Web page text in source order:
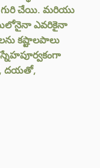
గురి చేయి. మరియు
ఎవరికైనా
కష్టాలపాలు
దయతో,